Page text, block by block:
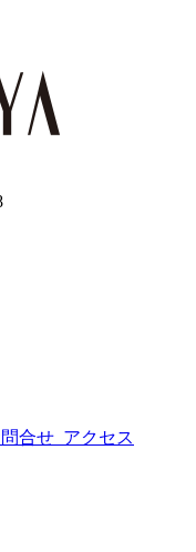
合せ アクセス